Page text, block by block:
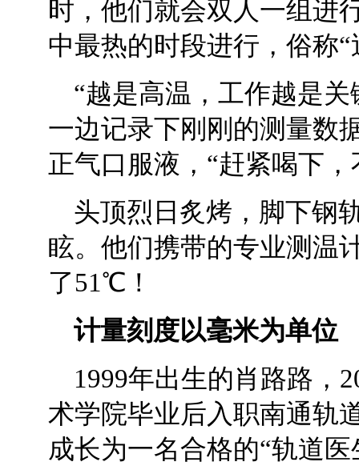
时，他们就会双人一组进
中最热的时段进行，俗称“
“越是高温，工作越是
一边记录下刚刚的测量数
正气口服液，“赶紧喝下
头顶烈日炙烤，脚下钢
眩。他们携带的专业测温
了51℃！
计量刻度以毫米为单位
1999年出生的肖路路，
术学院毕业后入职南通轨
成长为一名合格的“轨道